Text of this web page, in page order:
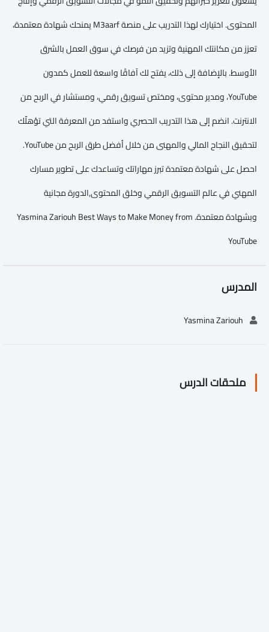
المحتوى. اختيارك لهذا التدريب على منصة M3aarf يمنحك شهادة معتمدة،
تعزز من مكانتك المهنية وتزيد من فرصك في سوق العمل بالشرق
الأوسط. بالإضافة إلى ذلك، يفتح لك آفاقًا واسعة للعمل كمدون
YouTube، ومدير محتوى، ومختص تسويق رقمي، ومستشار في الربح من
الانترنت. انضم إلى هذا التدريب الحصري واستفد من المعرفة التي تؤهلّك
لتحقيق النجاح المالي والمهنى من خلال أفضل طرق الربح من YouTube.
احصل على شهادة معتمدة تبرز مهاراتك وتساعدك على تطوير مسارك
المهني في عالم التسويق الرقمي وخلق المحتوى,الدورة مجانية
وبشهادة معتمدة. Yasmina Zariouh Best Ways to Make Money from
YouTube
المدرس
ملحقات الدرس